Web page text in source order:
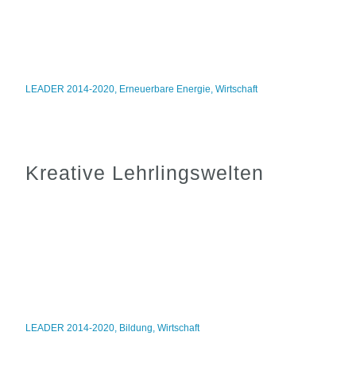
LEADER 2014-2020, Erneuerbare Energie,Wirtschaft
Kreative Lehrlingswelten
LEADER 2014-2020, Bildung,Wirtschaft